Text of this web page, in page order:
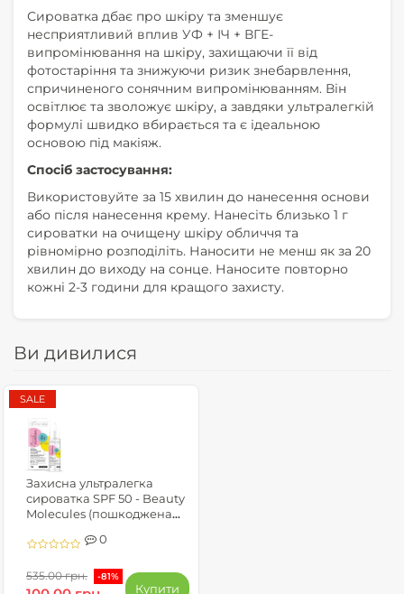
Сироватка дбає про шкіру та зменшує
несприятливий вплив УФ + ІЧ + ВГЕ-
випромінювання на шкіру, захищаючи її від
фотостаріння та знижуючи ризик знебарвлення,
спричиненого сонячним випромінюванням. Він
освітлює та зволожує шкіру, а завдяки ультралегкій
формулі швидко вбирається та є ідеальною
основою під макіяж.
Спосіб застосування:
Використовуйте за 15 хвилин до нанесення основи
або після нанесення крему. Нанесіть близько 1 г
сироватки на очищену шкіру обличчя та
рівномірно розподіліть. Наносити не менш як за 20
хвилин до виходу на сонце. Наносите повторно
кожні 2-3 години для кращого захисту.
Ви дивилися
SALE
Захисна ультралегка
сироватка SPF 50 - Beauty
Molecules (пошкоджена
0
535.00 грн. -81%
Купити